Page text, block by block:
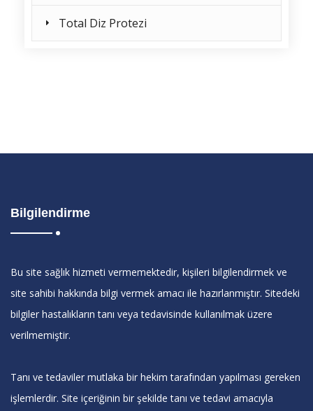
Total Diz Protezi
Bilgilendirme
Bu site sağlık hizmeti vermemektedir, kişileri bilgilendirmek ve
site sahibi hakkında bilgi vermek amacı ile hazırlanmıştır. Sitedeki
bilgiler hastalıkların tanı veya tedavisinde kullanılmak üzere
verilmemiştir.
Tanı ve tedaviler mutlaka bir hekim tarafından yapılması gereken
işlemlerdir. Site içeriğinin bir şekilde tanı ve tedavi amacıyla